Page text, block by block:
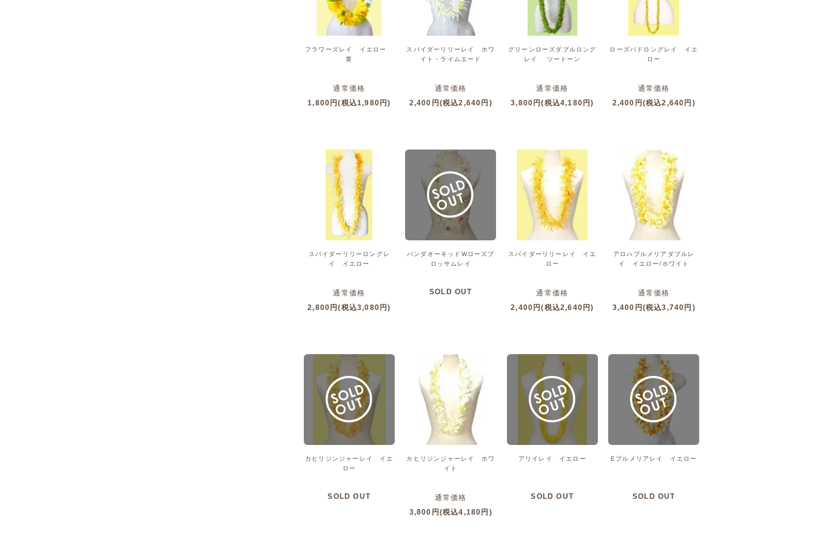
フラワーズレイ イエロー
黄
通常価格
1,800円(税込1,980円)
スパイダーリリーレイ ホワ
イト・ライムエード
通常価格
2,400円(税込2,640円)
グリーンローズダブルロング
レイ ツートーン
通常価格
3,800円(税込4,180円)
ローズバドロングレイ イエ
ロー
通常価格
2,400円(税込2,640円)
スパイダーリリーロングレ
イ イエロー
通常価格
2,800円(税込3,080円)
バンダオーキッドWローズブ
ロッサムレイ
SOLD OUT
スパイダーリリーレイ イエ
ロー
通常価格
2,400円(税込2,640円)
アロハプルメリアダブルレ
イ イエロー/ホワイト
通常価格
3,400円(税込3,740円)
カヒリジンジャーレイ イエ
ロー
SOLD OUT
カヒリジンジャーレイ ホワ
イト
通常価格
3,800円(税込4,180円)
アリイレイ イエロー
SOLD OUT
Eプルメリアレイ イエロー
SOLD OUT